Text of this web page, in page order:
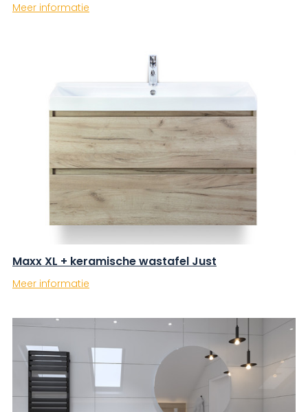
Meer informatie
Maxx XL + keramische wastafel Just
Meer informatie